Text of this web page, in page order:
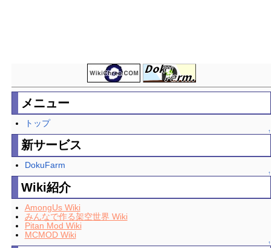
メニュー
トップ
↑
新サービス
DokuFarm
↑
Wiki紹介
AmongUs Wiki
みんなで作る架空世界 Wiki
Pitan Mod Wiki
MCMOD Wiki
↑